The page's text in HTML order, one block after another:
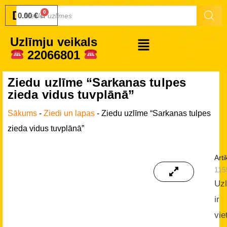
Druku.lv
0.00€
Uzlīmju veikals
22066801
Ziedu uzlīme “Sarkanas tulpes
zieda vidus tuvplānā”
Sākums - Ziedi un lapas - Ziedu uzlīme “Sarkanas tulpes
zieda vidus tuvplānā”
ir